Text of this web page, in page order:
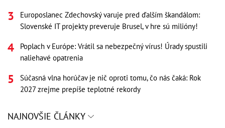
Europoslanec Zdechovský varuje pred ďalším škandálom:
Slovenské IT projekty preveruje Brusel, v hre sú milióny!
Poplach v Európe: Vrátil sa nebezpečný vírus! Úrady spustili
naliehavé opatrenia
Súčasná vlna horúčav je nič oproti tomu, čo nás čaká: Rok
2027 zrejme prepíše teplotné rekordy
NAJNOVŠIE ČLÁNKY